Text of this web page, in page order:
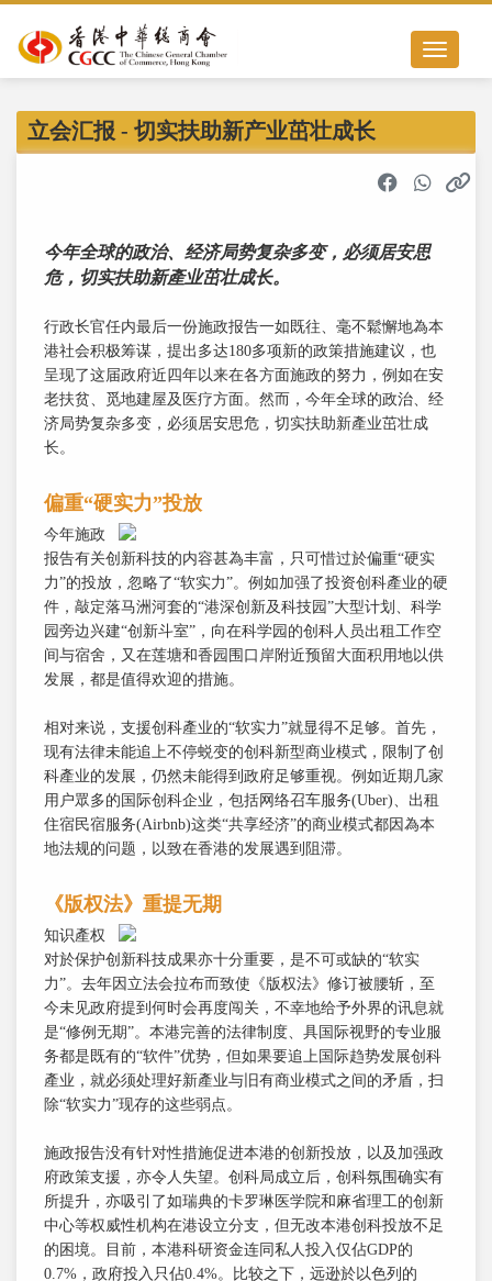
Toggle
立会汇报 - 切实扶助新产业茁壮成长
今年全球的政治、经济局势复杂多变，必须居安思
危，切实扶助新產业茁壮成长。
行政长官任内最后一份施政报告一如既往、毫不鬆懈地為本
港社会积极筹谋，提出多达180多项新的政策措施建议，也
呈现了这届政府近四年以来在各方面施政的努力，例如在安
老扶贫、觅地建屋及医疗方面。然而，今年全球的政治、经
济局势复杂多变，必须居安思危，切实扶助新產业茁壮成
长。
偏重“硬实力”投放
今年施政
报告有关创新科技的内容甚為丰富，只可惜过於偏重“硬实
力”的投放，忽略了“软实力”。例如加强了投资创科產业的硬
件，敲定落马洲河套的“港深创新及科技园”大型计划、科学
园旁边兴建“创新斗室”，向在科学园的创科人员出租工作空
间与宿舍，又在莲塘和香园围口岸附近预留大面积用地以供
发展，都是值得欢迎的措施。
相对来说，支援创科產业的“软实力”就显得不足够。首先，
现有法律未能追上不停蜕变的创科新型商业模式，限制了创
科產业的发展，仍然未能得到政府足够重视。例如近期几家
用户眾多的国际创科企业，包括网络召车服务(Uber)、出租
住宿民宿服务(Airbnb)这类“共享经济”的商业模式都因為本
地法规的问题，以致在香港的发展遇到阻滞。
《版权法》重提无期
知识產权
对於保护创新科技成果亦十分重要，是不可或缺的“软实
力”。去年因立法会拉布而致使《版权法》修订被腰斩，至
今未见政府提到何时会再度闯关，不幸地给予外界的讯息就
是“修例无期”。本港完善的法律制度、具国际视野的专业服
务都是既有的“软件”优势，但如果要追上国际趋势发展创科
產业，就必须处理好新產业与旧有商业模式之间的矛盾，扫
除“软实力”现存的这些弱点。
施政报告没有针对性措施促进本港的创新投放，以及加强政
府政策支援，亦令人失望。创科局成立后，创科氛围确实有
所提升，亦吸引了如瑞典的卡罗琳医学院和麻省理工的创新
中心等权威性机构在港设立分支，但无改本港创科投放不足
的困境。目前，本港科研资金连同私人投入仅佔GDP的
0.7%，政府投入只佔0.4%。比较之下，远逊於以色列的